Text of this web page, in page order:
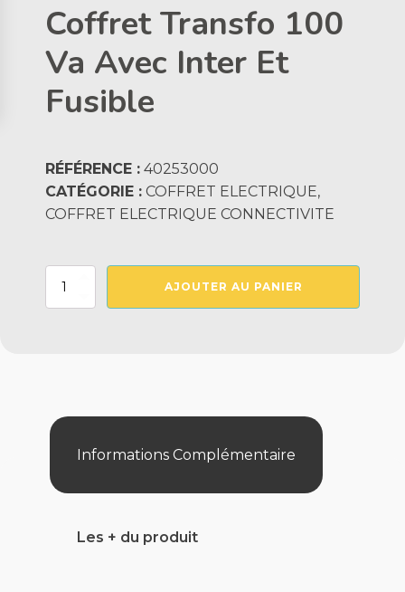
Coffret Transfo 100
Va Avec Inter Et
Fusible
RÉFÉRENCE : 40253000
CATÉGORIE : COFFRET ELECTRIQUE,
COFFRET ELECTRIQUE CONNECTIVITE
quantité
Et
Fusible
AJOUTER AU PANIER
Informations Complémentaire
Les + du produit